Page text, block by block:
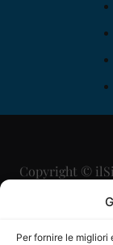
Per fornire le
Copyright ©